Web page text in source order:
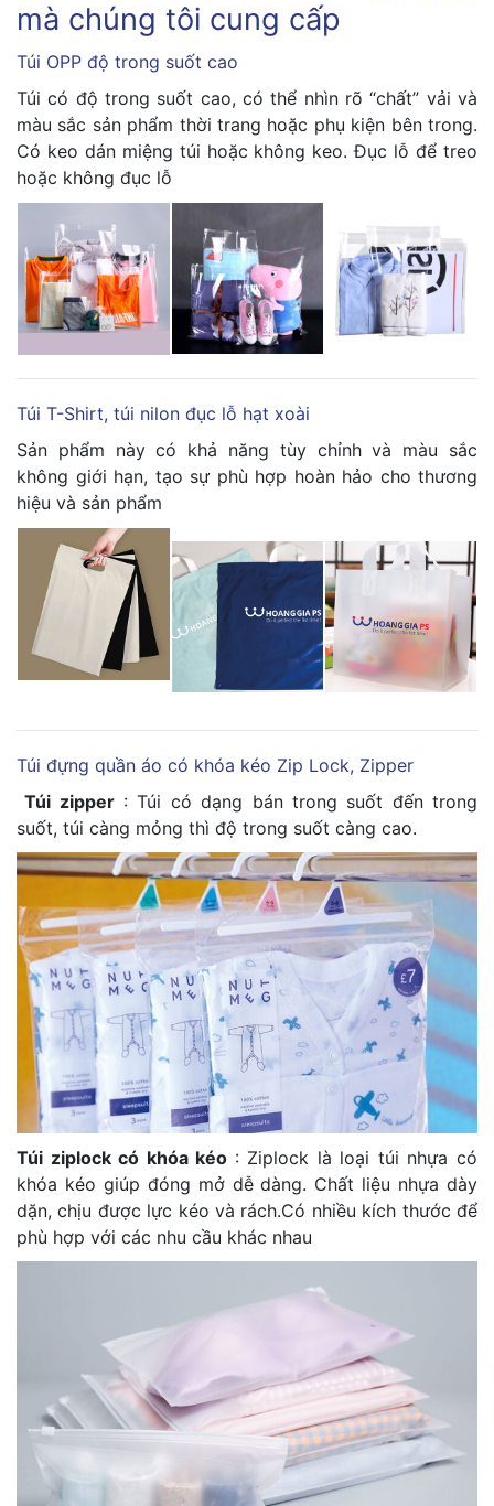
mà chúng tôi cung cấp
Túi OPP độ trong suốt cao
Túi có độ trong suốt cao, có thể nhìn rõ “chất” vải và
màu sắc sản phẩm thời trang hoặc phụ kiện bên trong.
Có keo dán miệng túi hoặc không keo. Đục lỗ để treo
hoặc không đục lỗ
Túi T-Shirt, túi nilon đục lỗ hạt xoài
Sản phẩm này có khả năng tùy chỉnh và màu sắc
không giới hạn, tạo sự phù hợp hoàn hảo cho thương
hiệu và sản phẩm
Túi đựng quần áo có khóa kéo Zip Lock, Zipper
Túi zipper: Túi có dạng bán trong suốt đến trong
suốt, túi càng mỏng thì độ trong suốt càng cao.
Túi ziplock có khóa kéo : Ziplock là loại túi nhựa có
khóa kéo giúp đóng mở dễ dàng. Chất liệu nhựa dày
dặn, chịu được lực kéo và rách.Có nhiều kích thước để
phù hợp với các nhu cầu khác nhau